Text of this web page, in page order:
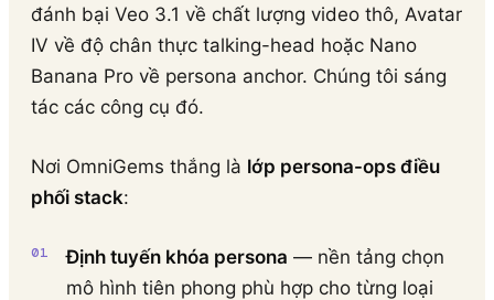
đánh bại Veo 3.1 về chất lượng video thô, Avatar
IV về độ chân thực talking-head hoặc Nano
Banana Pro về persona anchor. Chúng tôi sáng
tác các công cụ đó.
Nơi OmniGems thắng là lớp persona-ops điều
phối stack:
Định tuyến khóa persona — nền tảng chọn
mô hình tiên phong phù hợp cho từng loại